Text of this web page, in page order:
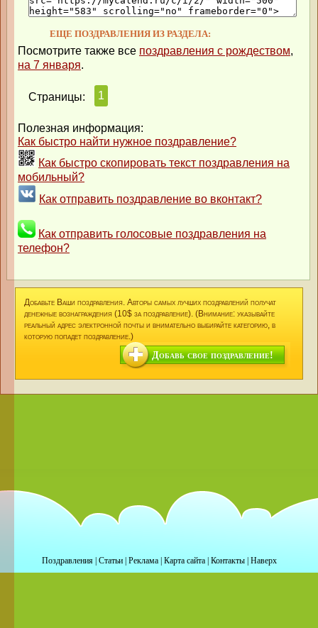
ЕЩЕ ПОЗДРАВЛЕНИЯ ИЗ РАЗДЕЛА:
Посмотрите также все поздравления с рождеством,
на 7 января.
Страницы: 1
Полезная информация:
Как быстро найти нужное поздравление?
Как быстро скопировать текст поздравления на
мобильный?
Как отправить поздравление во вконтакт?
Как отправить голосовые поздравления на
телефон?
Добавьте Ваши поздравления. Авторы самых лучших поздравлений получат
денежные вознаграждения (10$ за поздравление). (Внимание: указывайте
реальный адрес электронной почты и внимательно выбирайте категорию, в
которую попадет поздравление.)
Добавь свое поздравление!
Поздравления| Статьи| Реклама| Карта сайта| Контакты| Наверх